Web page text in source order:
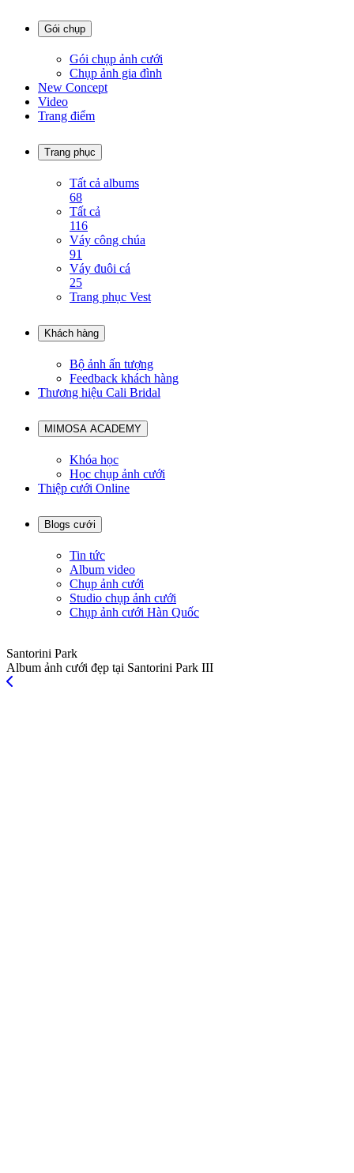
Gói chụp
Gói chụp ảnh cưới
Chụp ảnh gia đình
New Concept
Video
Trang điểm
Trang phục
Tất cả albums
68
Tất cả
116
Váy công chúa
91
Váy đuôi cá
25
Trang phục Vest
Khách hàng
Bộ ảnh ấn tượng
Feedback khách hàng
Thương hiệu Cali Bridal
MIMOSA ACADEMY
Khóa học
Học chụp ảnh cưới
Thiệp cưới Online
Blogs cưới
Tin tức
Album video
Chụp ảnh cưới
Studio chụp ảnh cưới
Chụp ảnh cưới Hàn Quốc
Santorini Park
Album ảnh cưới đẹp tại Santorini Park III